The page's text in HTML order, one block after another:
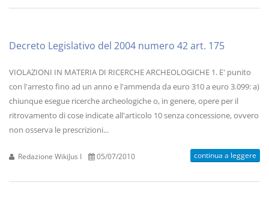
Decreto Legislativo del 2004 numero 42 art. 175
VIOLAZIONI IN MATERIA DI RICERCHE ARCHEOLOGICHE 1. E' punito
con l'arresto fino ad un anno e l'ammenda da euro 310 a euro 3.099: a)
chiunque esegue ricerche archeologiche o, in genere, opere per il
ritrovamento di cose indicate all'articolo 10 senza concessione, ovvero
non osserva le prescrizioni...
Redazione WikiJus I 05/07/2010 continua a leggere